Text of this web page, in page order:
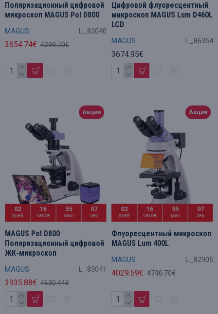
MAGUS L_83040
Поляризационный цифровой
микроскоп MAGUS Pol D800
3654.74€ 4299.70€ MAGUS L_86354
Цифровой флуоресцентный
микроскоп MAGUS Lum D460L
LCD
3674.95€
Акция
02
дней
16
часов
55
мин
06
сек
MAGUS L_83041
MAGUS Pol D800
Поляризационный цифровой
ЖК-микроскоп
3935.88€ 4630.44€
Акция
02
дней
16
часов
55
мин
06
сек
MAGUS L_82905
Флуоресцентный микроскоп
MAGUS Lum 400L
4029.59€ 4740.70€